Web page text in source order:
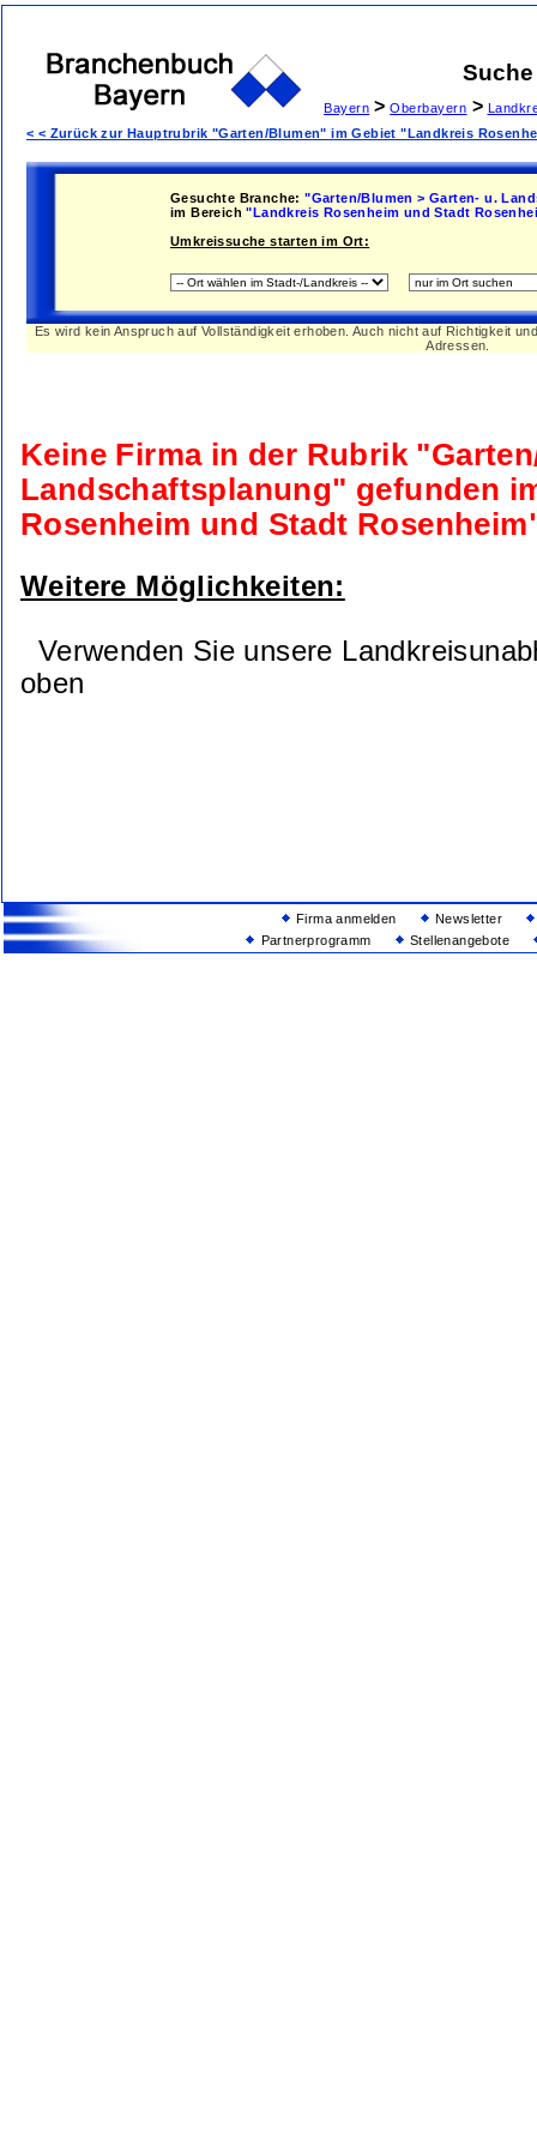
Bayern > Oberbayern >
< < Zurück zur Hauptrubrik "Garten/Blumen" im Gebiet "Landkreis
Gesuchte Branche: "Garten/Blumen > Garten- u.
im Bereich "Landkreis Rosenheim und Stadt
Umkreissuche starten im Ort:
Es wird kein Anspruch auf Vollständigkeit erhoben. Auch nicht auf Richtigkeit
Adressen.
Keine Firma in der Rubrik
Landschaftsplanung" gefunden
Rosenheim und Stadt
Weitere Möglichkeiten:
Verwenden Sie unsere
oben
Firma anmelden
Newsletter
Partnerprogramm
Stellenangebote